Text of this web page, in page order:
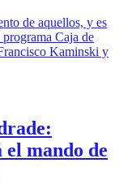
de aquellos, y es
Caja de
Kaminski y
mando de